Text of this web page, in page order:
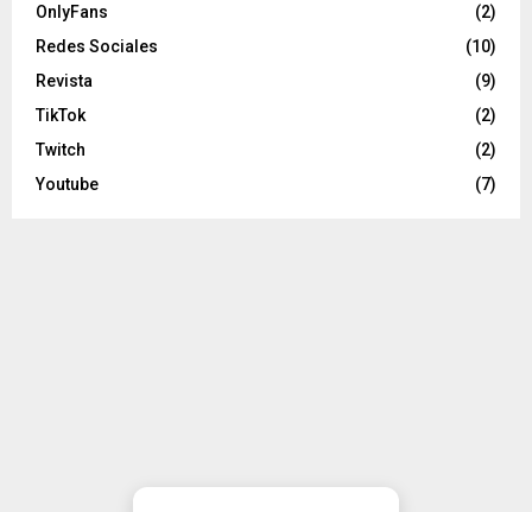
OnlyFans
(2)
Redes Sociales
(10)
Revista
(9)
TikTok
(2)
Twitch
(2)
Youtube
(7)